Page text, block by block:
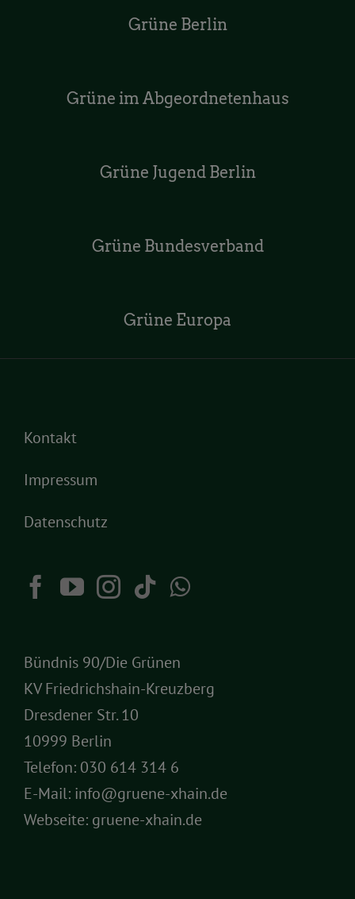
Grüne Berlin
Grüne im Abgeordnetenhaus
Grüne Jugend Berlin
Grüne Bundesverband
Grüne Europa
Kontakt
Impressum
Datenschutz
Bündnis 90/Die Grünen
KV Friedrichshain-Kreuzberg
Dresdener Str. 10
10999 Berlin
Telefon: 030 614 314 6
E-Mail: info@gruene-xhain.de
Webseite: gruene-xhain.de